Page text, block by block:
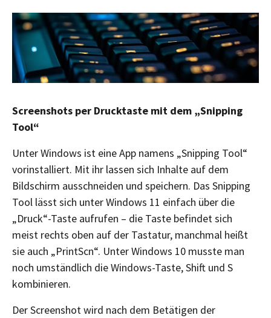
Screenshots per Drucktaste mit dem „Snipping
Tool“
Unter Windows ist eine App namens „Snipping Tool“
vorinstalliert. Mit ihr lassen sich Inhalte auf dem
Bildschirm ausschneiden und speichern. Das Snipping
Tool lässt sich unter Windows 11 einfach über die
„Druck“-Taste aufrufen – die Taste befindet sich
meist rechts oben auf der Tastatur, manchmal heißt
sie auch „PrintScn“. Unter Windows 10 musste man
noch umständlich die Windows-Taste, Shift und S
kombinieren.
Der Screenshot wird nach dem Betätigen der